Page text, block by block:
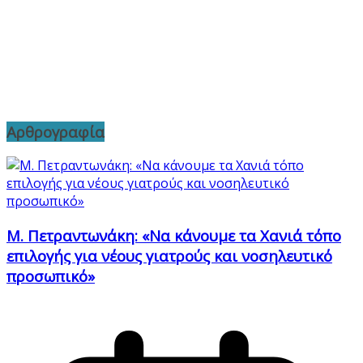
Αρθρογραφία
Μ. Πετραντωνάκη: «Να κάνουμε τα Χανιά τόπο
επιλογής για νέους γιατρούς και νοσηλευτικό
προσωπικό»